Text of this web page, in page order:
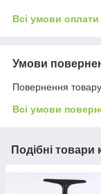
Всі умови оплати
Умови
Повернення
Всі умови
Подібні товари